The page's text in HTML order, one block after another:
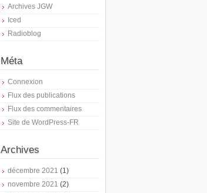
Archives JGW
Iced
Radioblog
Méta
Connexion
Flux des publications
Flux des commentaires
Site de WordPress-FR
Archives
décembre 2021 (1)
novembre 2021 (2)